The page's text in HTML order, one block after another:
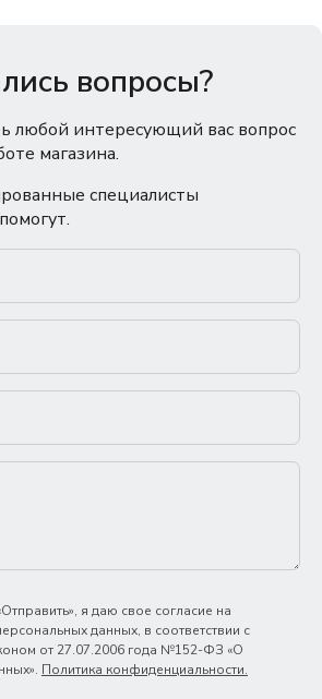
вопросы?
любой интересующий вас вопрос
магазина.
специалисты
я даю свое согласие на
данных, в соответствии с
от 27.07.2006 года №152-ФЗ «О
Политика конфиденциальности.